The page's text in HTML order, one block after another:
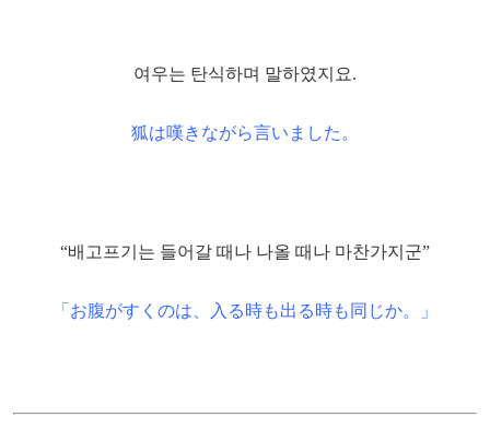
여우는 탄식하며 말하였지요.
狐は嘆きながら言いました。
“배고프기는 들어갈 때나 나올 때나 마찬가지군”
「お腹がすくのは、入る時も出る時も同じか。」